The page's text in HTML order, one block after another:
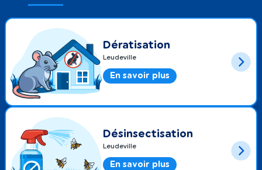
Dératisation
Leudeville
En savoir plus
Désinsectisation
Leudeville
En savoir plus